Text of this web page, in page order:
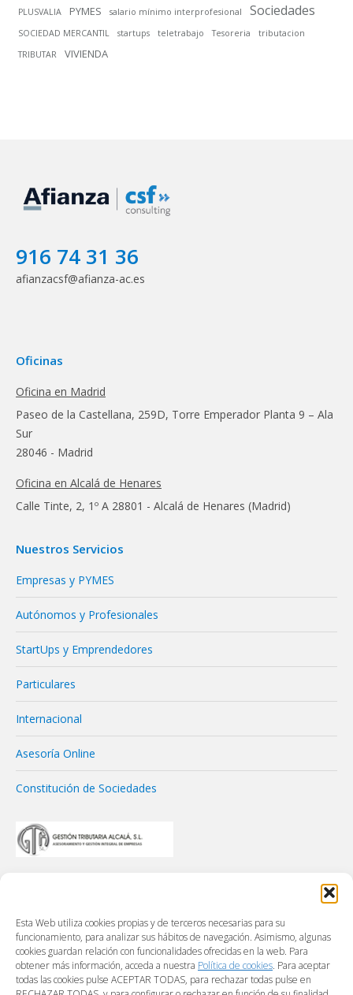
Esta Web utiliza cookies propias y de terceros necesarias para su
funcionamiento, para analizar sus hábitos de navegación. Asimismo, algunas
cookies guardan relación con funcionalidades ofrecidas en la web. Para
obtener más información, acceda a nuestra Política de cookies. Para aceptar
todas las cookies pulse ACEPTAR TODAS, para rechazar todas pulse en
PLUSVALIA
PYMES salario mínimo interprofesional Sociedades
SOCIEDAD MERCANTIL startups teletrabajo Tesoreria
tributacion
TRIBUTAR
VIVIENDA
916 74 31 36
afianzacsf@afianza-ac.es
Oficinas
Oficina en Madrid
Paseo de la Castellana, 259D, Torre Emperador Planta 9 – Ala
Sur
28046 - Madrid
Oficina en Alcalá de Henares
Calle Tinte, 2, 1º A 28801 - Alcalá de Henares (Madrid)
Nuestros Servicios
Empresas y PYMES
Autónomos y Profesionales
StartUps y Emprendedores
Particulares
Internacional
Asesoría Online
Constitución de Sociedades